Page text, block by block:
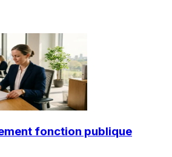
fonction publique